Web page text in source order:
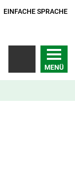
EINFACHE SPRACHE
MENÜ